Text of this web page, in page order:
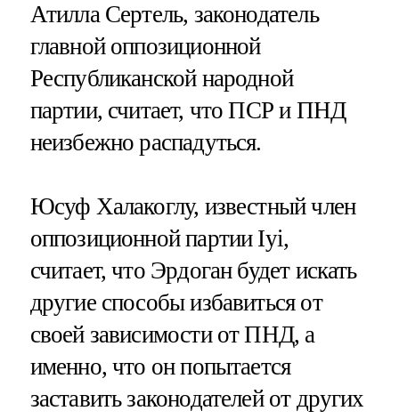
Атилла Сертель, законодатель
главной оппозиционной
Республиканской народной
партии, считает, что ПСР и ПНД
неизбежно распадуться.
Юсуф Халакоглу, известный член
оппозиционной партии Iyi,
считает, что Эрдоган будет искать
другие способы избавиться от
своей зависимости от ПНД, а
именно, что он попытается
заставить законодателей от других